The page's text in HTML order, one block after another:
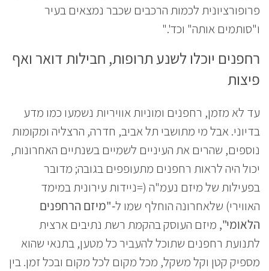
פרופורציונית לכמות הרכבים שכבר נמצאים בעיר
ו"סותמים אותה" וכד'."
רחפנים יוכלו לשנע תרופות, חבילות דואר ואף
פיצות
עד לא מזמן, רחפנים ומוניות אוויריות נשמעו כמו מדע
בדיוני. אבל מי מתושבי תל אביב, חדרה, הרצליה ומקומות
נוספים, שהרים את העיניים לשמיים בשנתיים האחרונות,
יכול היה לראות רחפנים מתעופפים בגובה; מדובר
בפעילות של מיזם נעמ"ה (=ניידות עירונית במימד
האווירי) שלאחרונה הוחלף שמו ל-"מיזם הרחפנים
הלאומי", מיזם העוסק בהקמת רשת נתיבים ארצית
לתנועת רחפנים שתוכל להעביר כל מטען, בתנאי שהוא
מספיק קטן וקל משקל, מכל מקום לכל מקום ובכל זמן. בין